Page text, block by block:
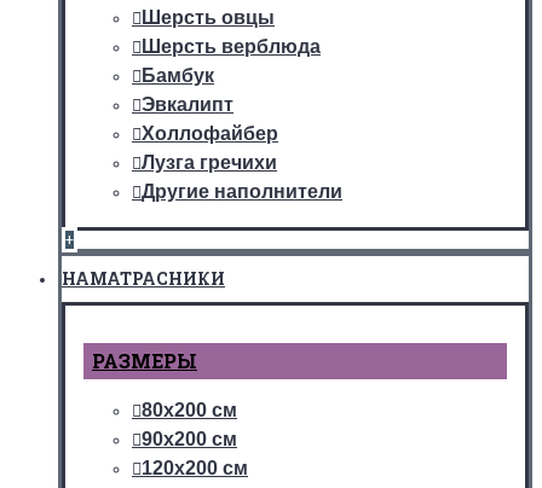
Шерсть овцы
Шерсть верблюда
Бамбук
Эвкалипт
Холлофайбер
Лузга гречихи
Другие наполнители
+
НАМАТРАСНИКИ
РАЗМЕРЫ
80х200 см
90х200 см
120х200 см